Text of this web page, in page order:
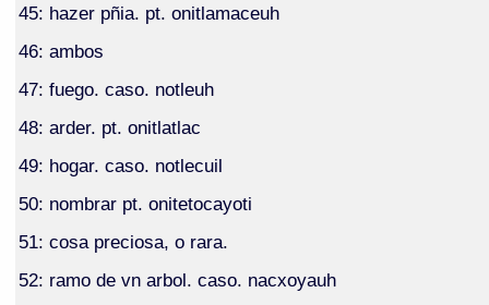
45: hazer pñia. pt. onitlamaceuh
46: ambos
47: fuego. caso. notleuh
48: arder. pt. onitlatlac
49: hogar. caso. notlecuil
50: nombrar pt. onitetocayoti
51: cosa preciosa, o rara.
52: ramo de vn arbol. caso. nacxoyauh